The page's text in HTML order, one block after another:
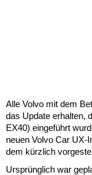
Alle Volvo mit dem
das Update erhalten,
EX40) eingeführt
neuen Volvo Car UX-
dem kürzlich
Ursprünglich war